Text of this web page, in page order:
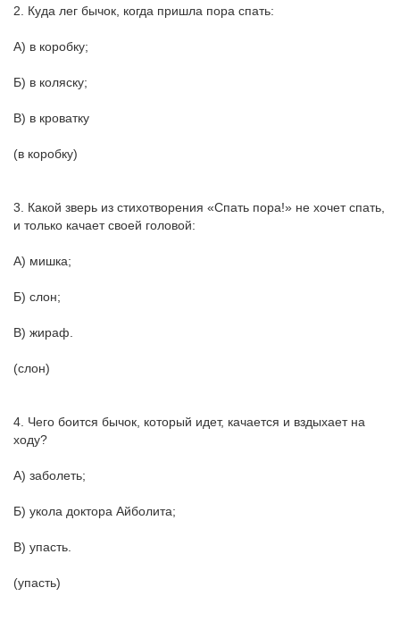
2. Куда лег бычок, когда пришла пора спать:
А) в коробку;
Б) в коляску;
В) в кроватку
(в коробку)
3. Какой зверь из стихотворения «Спать пора!» не хочет спать,
и только качает своей головой:
А) мишка;
Б) слон;
В) жираф.
(слон)
4. Чего боится бычок, который идет, качается и вздыхает на
ходу?
А) заболеть;
Б) укола доктора Айболита;
В) упасть.
(упасть)